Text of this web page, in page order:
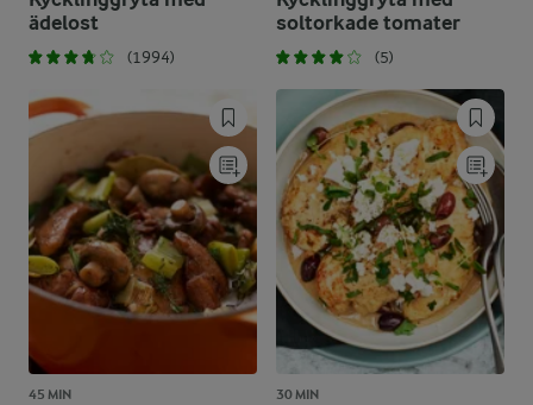
ädelost
(1994)
soltorkade tomater
(5)
45 MIN 30 MIN